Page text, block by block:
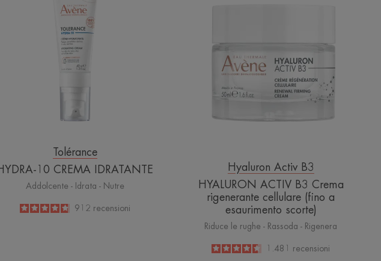
IDRATANTE
Tolérance
10 CREMA IDRATANTE
Addolcente - Idrata - Nutre
4.8
/
5
912 recensioni
(fino
a
esaurimento
scorte)
Hyaluron Activ B3
HYALURON ACTIV B3 Crema
rigenerante cellulare (fino a
esaurimento scorte)
Riduce le rughe - Rassoda - Rigenera
4.6
1.481 recensioni